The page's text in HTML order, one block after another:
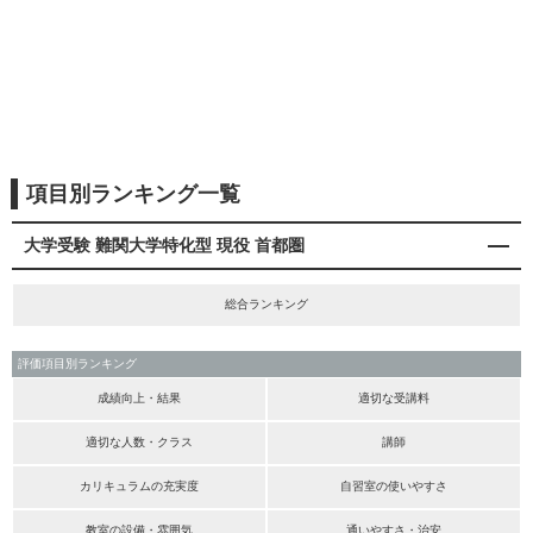
項目別ランキング一覧
大学受験 難関大学特化型 現役 首都圏
総合ランキング
評価項目別ランキング
成績向上・結果 適切な受講料
適切な人数・クラス 講師
カリキュラムの充実度 自習室の使いやすさ
教室の設備・雰囲気 通いやすさ・治安